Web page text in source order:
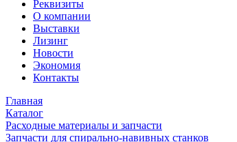
Реквизиты
О компании
Выставки
Лизинг
Новости
Экономия
Контакты
Главная
Каталог
Расходные материалы и запчасти
Запчасти для спирально-навивных станков